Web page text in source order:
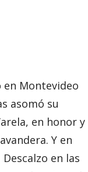
en Montevideo
asomó su
en honor y
Y en
en las